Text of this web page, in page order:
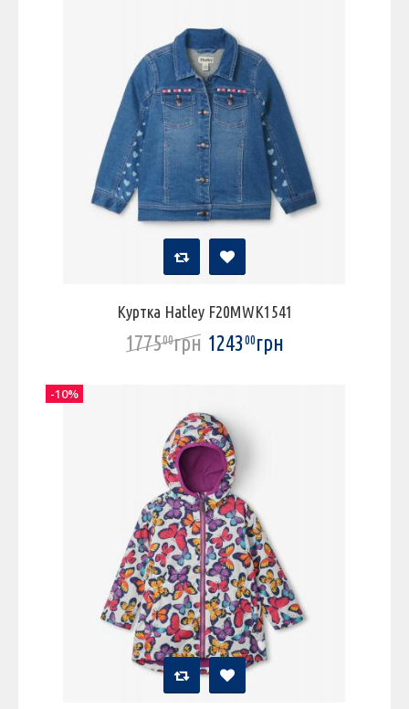
Куртка Hatley F20MWK1541
177500грн 124300грн
-10%